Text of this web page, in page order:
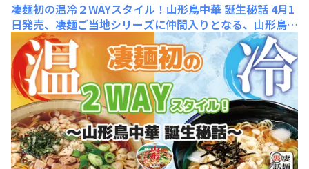
凄麺初の温冷２WAYスタイル！山形鳥中華 誕生秘話 4月1
日発売、凄麺ご当地シリーズに仲間入りとなる、山形鳥中
華。この商品の特徴は、なんといっても凄麺史上初の温冷
2WAYスタイル✨今日はそんな2WAY誕生秘話をお伝えし
たいと思います。実は、山形鳥中華の凄麺化計画がスター
トしたのは約5年前。ニュータッチ満福食堂シリーズで山
形鳥中華を発売し始めたばかりの